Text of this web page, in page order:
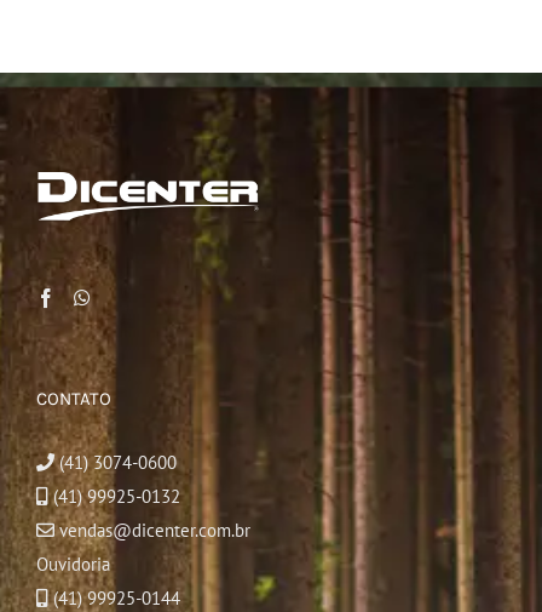
CONTATO
(41) 3074-0600
(41) 99925-0132
vendas@dicenter.com.br
Ouvidoria
(41) 99925-0144